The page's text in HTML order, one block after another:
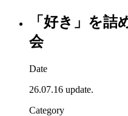
「好き」を詰
会
Date
26.07.16 update.
Category